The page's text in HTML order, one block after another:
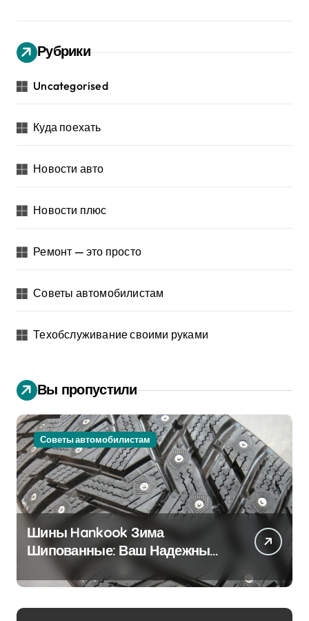
Рубрики
Uncategorised
Куда поехать
Новости авто
Новости плюс
Ремонт — это просто
Советы автомобилистам
Техобслуживание своими руками
Вы пропустили
Советы автомобилистам
Шины Hankook Зима
Шипованные: Ваш Надежный
Партнёр на Снежных Дорогах